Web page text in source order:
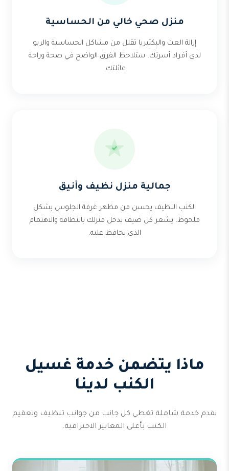
منزل صحي خالي من الحساسية
إزالة العث والبكتيريا تقلل من مشاكل الحساسية والربو
لدى أفراد أسرتك. ستلاحظ الفرق الواضح في صحة وراحة
عائلتك.
جمالية منزل نظيف وأنيق
الكنب النظيف يحسن من مظهر غرفة الجلوس بشكل
ملحوظ. يشعر كل ضيف يدخل منزلك بالنظافة والاهتمام
الذي تحافظ عليه.
ماذا يتضمن خدمة غسيل
الكنب لدينا
نقدم خدمة شاملة تغطي كل جانب من جوانب تنظيف وتعقيم
الكنب بأعلى المعايير الاحترافية.